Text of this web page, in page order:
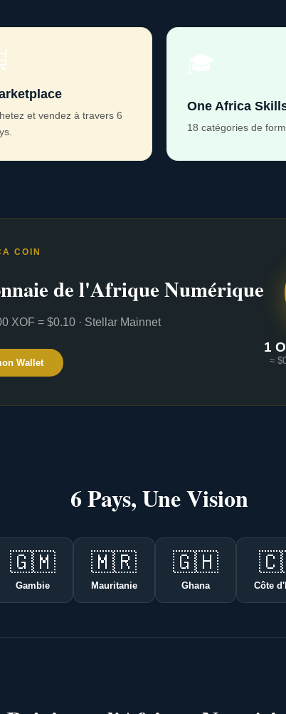
et vendez à travers 6
One Africa
18 catégories de
COIN
de l'Afrique Numérique
XOF = $0.10 · Stellar Mainnet
Wallet
1
≈
6 Pays, Une Vision
🇬🇲
Gambie
🇲🇷
Mauritanie
🇬🇭
Ghana Côte